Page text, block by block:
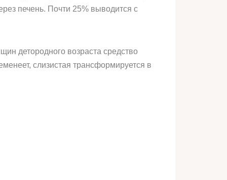
печень. Почти 25% выводится с
детородного возраста средство
слизистая трансформируется в